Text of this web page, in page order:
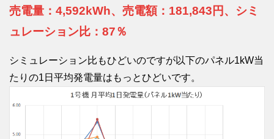
売電量：4,592kWh、売電額：181,843円、シミ
ュレーション比：87％
シミュレーション比もひどいのですが以下のパネル1kW当
たりの1日平均発電量はもっとひどいです。